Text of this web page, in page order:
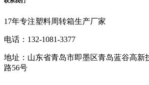
17年专注塑料周转箱生产厂家
电话： 132-1081-3377
地址： 山东省青岛市即墨区青岛蓝谷高新
路56号